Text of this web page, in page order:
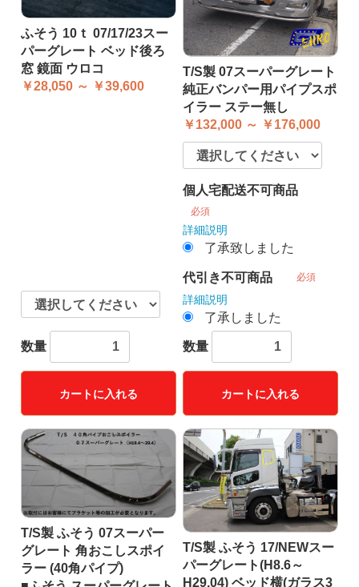
ふそう 10ｔ 07/17/23スー
パーグレート ベッド後ろ
窓 鏡面 ウロコ
￥28,050 ～ ￥39,600
数量
カートに入れる
T/S製 07スーパーグレート
純正バンパー用パイプスポ
イラー ステー無し
￥132,000 ～ ￥176,000
個人宅配送不可商品
必須
詳細説明
了承致しました
代引き不可商品 必須
詳細説明
了承しました
数量
カートに入れる
T/S製 ふそう 07スーパー
グレート 角おこしスポイ
ラー (40角パイプ)
T/S製 ふそう 17/NEWスー
パーグレート(H8.6～
H29.04) ベッド横(ガラス3